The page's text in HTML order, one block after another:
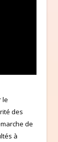
le
des
de
à